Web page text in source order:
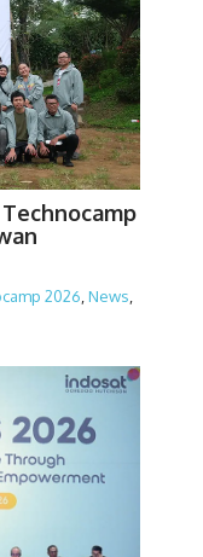
2026,News,